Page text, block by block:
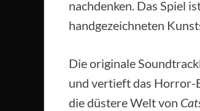
nachdenken. Das Spiel
handgezeichneten
Die originale
und vertieft das Horror-
die düstere Welt von